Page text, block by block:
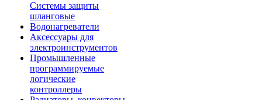
Системы защиты
шланговые
Водонагреватели
Аксессуары для
электроинструментов
Промышленные
программируемые
логические
контроллеры